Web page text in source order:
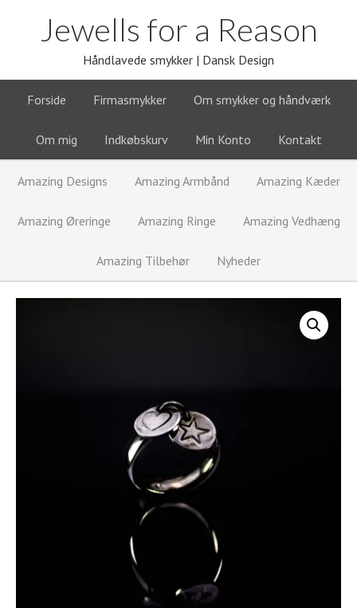
Jewells for a Reason
Håndlavede smykker | Dansk Design
Forside Firmasmykker Om smykker og håndværk
Om mig Indkøbskurv Min Konto Kontakt
Amazing Designs Amazing Armbånd Amazing Kæder
Amazing Øreringe Amazing Ringe Amazing Vedhæng
Amazing Tilbehør Nyheder